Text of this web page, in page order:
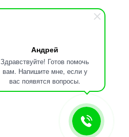
Андрей
Здравствуйте! Готов помочь
вам. Напишите мне, если у
вас появятся вопросы.